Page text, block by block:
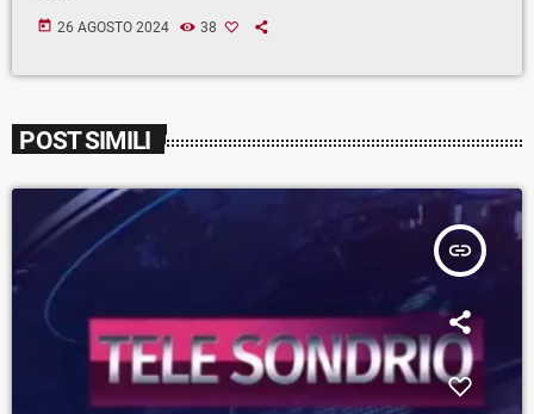
today 26 AGOSTO 2024 38
POST SIMILI
insert_link